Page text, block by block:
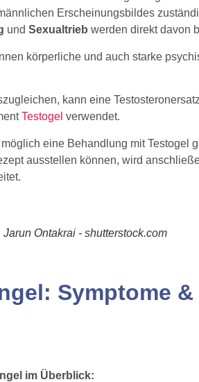
Erscheinungsbildes
und Sexualtrieb werden direkt davon
körperliche und auch starke
kann eine
Testogel verwendet.
eine Behandlung mit Testogel
ausstellen können, wird
Jarun Ontakrai - shutterstock.com
Symptome &
im Überblick: